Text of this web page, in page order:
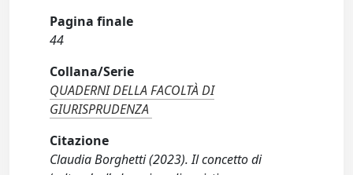
Pagina finale
44
Collana/Serie
QUADERNI DELLA FACOLTÀ DI
GIURISPRUDENZA
Citazione
Claudia Borghetti (2023). Il concetto di